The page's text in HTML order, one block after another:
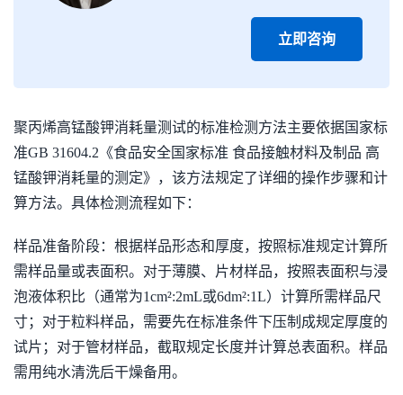
立即咨询
聚丙烯高锰酸钾消耗量测试的标准检测方法主要依据国家标
准GB 31604.2《食品安全国家标准 食品接触材料及制品 高
锰酸钾消耗量的测定》，该方法规定了详细的操作步骤和计
算方法。具体检测流程如下：
样品准备阶段：根据样品形态和厚度，按照标准规定计算所
需样品量或表面积。对于薄膜、片材样品，按照表面积与浸
泡液体积比（通常为1cm²:2mL或6dm²:1L）计算所需样品尺
寸；对于粒料样品，需要先在标准条件下压制成规定厚度的
试片；对于管材样品，截取规定长度并计算总表面积。样品
需用纯水清洗后干燥备用。